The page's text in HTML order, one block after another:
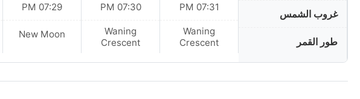
غروب الشمس
طور القمر
07:31 PM
Waning
Crescent
07:30 PM
Waning
Crescent
07:29 PM
New Moon